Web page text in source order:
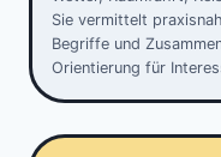
Sie vermittelt
Begriffe und
Orientierung für